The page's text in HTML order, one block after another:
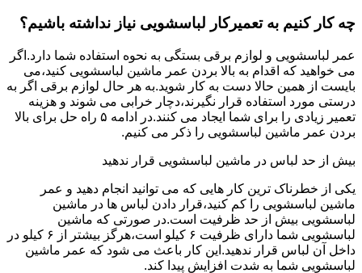
چه کار کنیم به تعمیرکار لباسشویی نیاز نداشته باشیم؟
عمر لباسشویی و لوازم برقی بستگی به نحوه استفاده شما دارد.اگر
می خواهید که اقدام به بالا بردن عمر ماشین لباسشویی کنید،می
بایست از همین حالا دست به کار شوید.به هر حال لوازم برقی اگر به
درستی مورد استفاده قرار نگیرند،دچار خرابی می شوند و هزینه
تعمیر زیادی را برای شما ایجاد می کنند.در ادامه ۵ راه حل برای بالا
بردن عمر ماشین لباسشویی را ذکر می کنیم.
بیش از حد لباس در ماشین لباسشویی قرار ندهید
یکی از خطرناک ترین کار هایی که می توانید انجام دهید و عمر
ماشین لباسشویی را کم کنید،قرار دادن لباس ها در ماشین
لباسشویی بیش از حد ظرفیت است.در صورتی که ماشین
لباسشویی شما دارای ظرفیت ۶ کیلو است،هرگز بیشتر از ۶ کیلو در
داخل آن لباس قرار ندهید.این کار باعث می شود که عمر ماشین
لباسشویی شما به شدت افزایش پیدا کند.